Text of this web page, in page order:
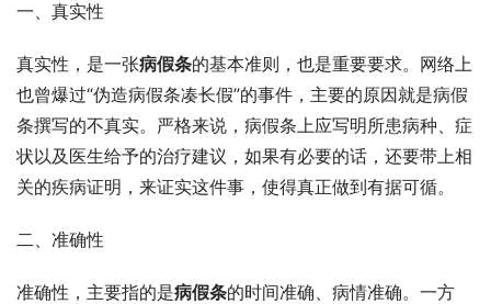
一、真实性
真实性，是一张病假条的基本准则，也是重要要求。网络上
也曾爆过“伪造病假条凑长假”的事件，主要的原因就是病假
条撰写的不真实。严格来说，病假条上应写明所患病种、症
状以及医生给予的治疗建议，如果有必要的话，还要带上相
关的疾病证明，来证实这件事，使得真正做到有据可循。
二、准确性
准确性，主要指的是病假条的时间准确、病情准确。一方